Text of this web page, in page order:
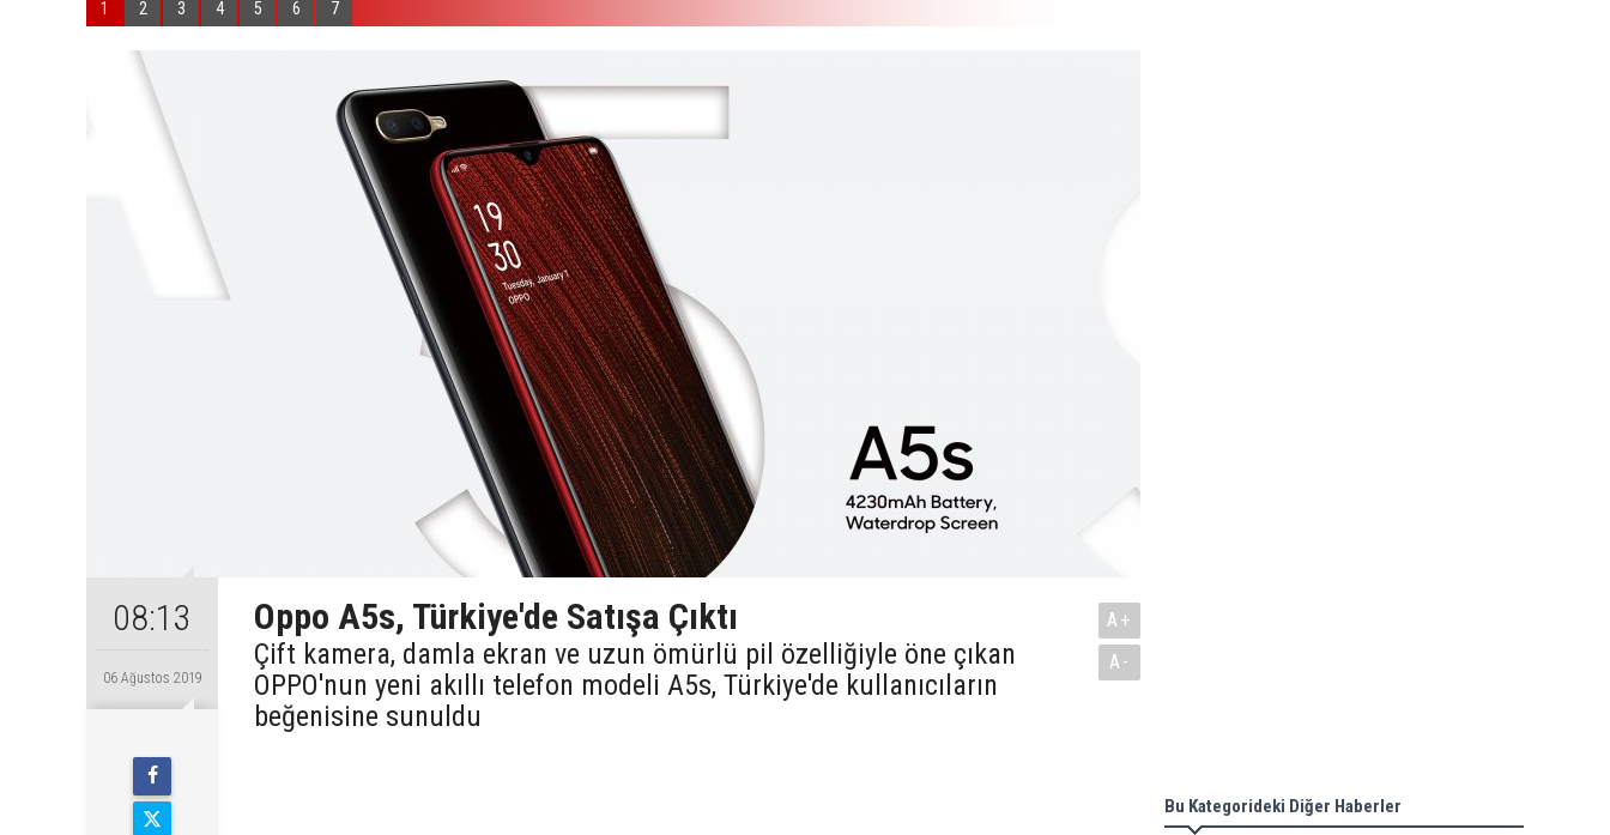
1 2 3 4 5 6 7
08:13
06 Ağustos 2019
Oppo A5s, Türkiye'de Satışa Çıktı
Çift kamera, damla ekran ve uzun ömürlü pil özelliğiyle öne çıkan
OPPO'nun yeni akıllı telefon modeli A5s, Türkiye'de kullanıcıların
beğenisine sunuldu
A+
A-
Bu Kategorideki Diğer Haberler